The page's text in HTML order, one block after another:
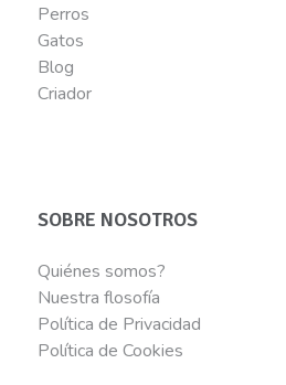
Perros
Gatos
Blog
Criador
SOBRE NOSOTROS
Quiénes somos?
Nuestra flosofía
Política de Privacidad
Política de Cookies